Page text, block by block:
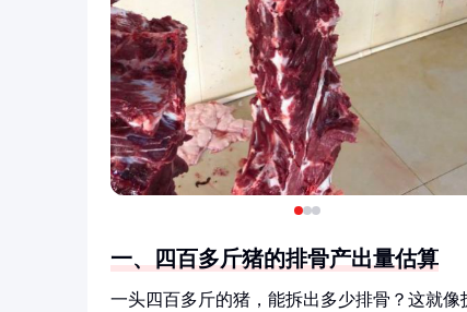
一、四百多斤猪的排骨产出量估算
一头四百多斤的猪，能拆出多少排骨？这就